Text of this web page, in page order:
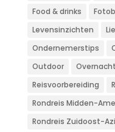
Food & drinks
Levensinzichten
Ondernemerstips
Outdoor
Reisvoorbereiding
Rondreis Midden-
Rondreis Zuidoost-